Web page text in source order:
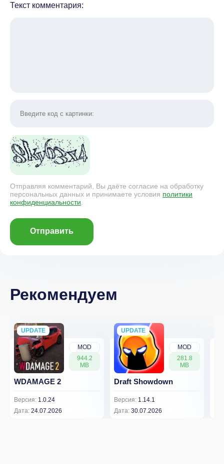
Текст комментария:
Отправляя комментарий, Вы даёте согласие на обработку
персональных данных и принимаете условия политики
конфиденциальности
Отправить
Рекомендуем
MOD
944.2
MB
UPDATE
NEW
WDAMAGE 2
Версия: 1.0.24
Дата: 24.07.2026
MOD
281.8
MB
UPDATE
NEW
Draft Showdown
Версия: 1.14.1
Дата: 30.07.2026